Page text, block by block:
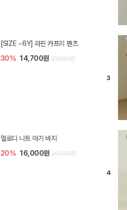
[SIZE ~6Y] 라핀 카프리 팬츠
30% 14,700원 21,000원
엘로디 니트 아기 바지
20% 16,000원 20,000원